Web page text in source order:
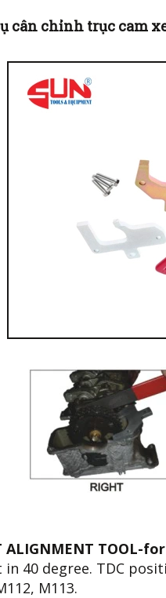
cân chỉnh trục cam xe
ALIGNMENT TOOL-
in 40 degree. TDC
M113.